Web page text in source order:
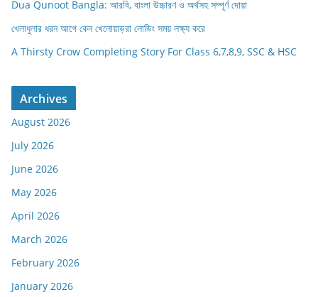
Dua Qunoot Bangla: আরবি, বাংলা উচ্চারণ ও অর্থসহ সম্পূর্ণ দোয়া
খেলাধুলার ধরন আগে কেন খেলোয়াড়রা লোডিং সময় লক্ষ্য করে
A Thirsty Crow Completing Story For Class 6,7,8,9, SSC & HSC
Archives
August 2026
July 2026
June 2026
May 2026
April 2026
March 2026
February 2026
January 2026